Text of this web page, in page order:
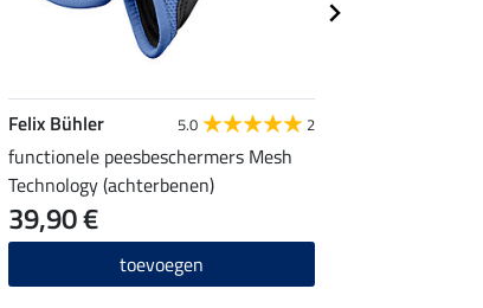
Felix Bühler 5.0 2
functionele peesbeschermers Mesh
Technology (achterbenen)
39,90 €
toevoegen